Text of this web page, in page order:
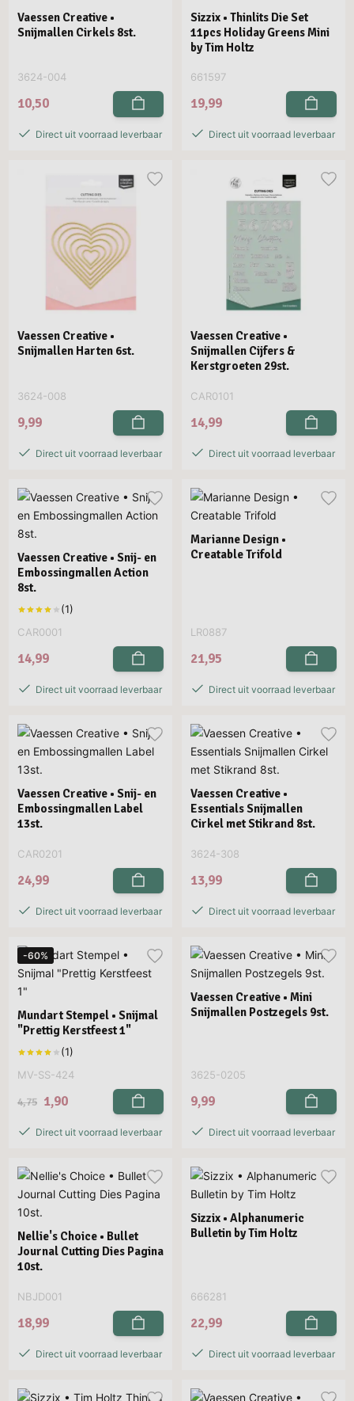
Vaessen Creative •
Snijmallen Cirkels 8st.
3624-004
10,50
Direct uit voorraad leverbaar
Sizzix • Thinlits Die Set
11pcs Holiday Greens Mini
by Tim Holtz
661597
19,99
Direct uit voorraad leverbaar
Vaessen Creative •
Snijmallen Harten 6st.
3624-008
9,99
Direct uit voorraad leverbaar
Vaessen Creative •
Snijmallen Cijfers &
Kerstgroeten 29st.
CAR0101
14,99
Direct uit voorraad leverbaar
Vaessen Creative • Snij- en
Embossingmallen Action
8st.
CAR0001
14,99
Direct uit voorraad leverbaar
Marianne Design •
Creatable Trifold
LR0887
21,95
Direct uit voorraad leverbaar
Vaessen Creative • Snij- en
Embossingmallen Label
13st.
CAR0201
24,99
Direct uit voorraad leverbaar
Vaessen Creative •
Essentials Snijmallen
Cirkel met Stikrand 8st.
3624-308
13,99
Direct uit voorraad leverbaar
-60%
Mundart Stempel • Snijmal
"Prettig Kerstfeest 1"
MV-SS-424
4,75 1,90
Direct uit voorraad leverbaar
Vaessen Creative • Mini
Snijmallen Postzegels 9st.
3625-0205
9,99
Direct uit voorraad leverbaar
Nellie's Choice • Bullet
Journal Cutting Dies Pagina
10st.
NBJD001
18,99
Direct uit voorraad leverbaar
Sizzix • Alphanumeric
Bulletin by Tim Holtz
666281
22,99
Direct uit voorraad leverbaar